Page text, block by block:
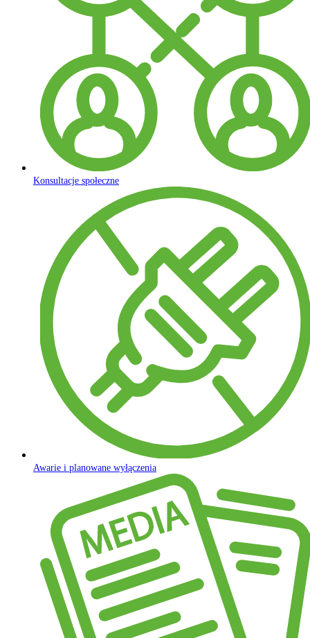
Konsultacje społeczne
Awarie i planowane wyłączenia